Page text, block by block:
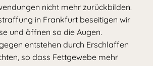
nicht mehr zurückbilden.
in Frankfurt beseitigen wir
und öffnen so die Augen.
entstehen durch Erschlaffen
so dass Fettgewebe mehr